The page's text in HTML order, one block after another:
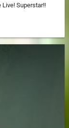
Superstar!!